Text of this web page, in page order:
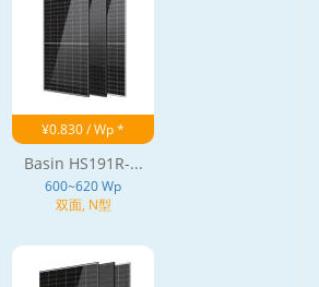
¥0.830 / Wp *
Basin HS191R-...
600~620 Wp
双面, N型